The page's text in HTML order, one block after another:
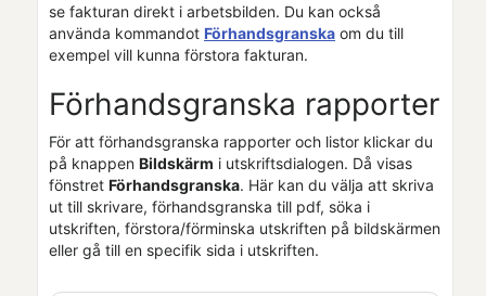
se fakturan direkt i arbetsbilden. Du kan också
använda kommandot Förhandsgranska om du till
exempel vill kunna förstora fakturan.
Förhandsgranska rapporter
För att förhandsgranska rapporter och listor klickar du
på knappen Bildskärm i utskriftsdialogen. Då visas
fönstret Förhandsgranska. Här kan du välja att skriva
ut till skrivare, förhandsgranska till pdf, söka i
utskriften, förstora/förminska utskriften på bildskärmen
eller gå till en specifik sida i utskriften.